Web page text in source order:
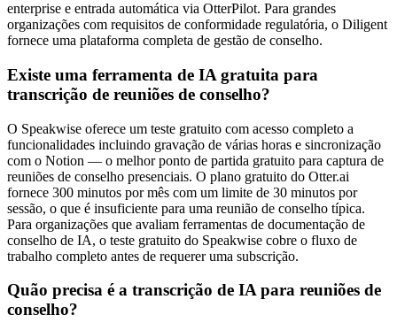
enterprise e entrada automática via OtterPilot. Para grandes
organizações com requisitos de conformidade regulatória, o Diligent
fornece uma plataforma completa de gestão de conselho.
Existe uma ferramenta de IA gratuita para
transcrição de reuniões de conselho?
O Speakwise oferece um teste gratuito com acesso completo a
funcionalidades incluindo gravação de várias horas e sincronização
com o Notion — o melhor ponto de partida gratuito para captura de
reuniões de conselho presenciais. O plano gratuito do Otter.ai
fornece 300 minutos por mês com um limite de 30 minutos por
sessão, o que é insuficiente para uma reunião de conselho típica.
Para organizações que avaliam ferramentas de documentação de
conselho de IA, o teste gratuito do Speakwise cobre o fluxo de
trabalho completo antes de requerer uma subscrição.
Quão precisa é a transcrição de IA para reuniões de
conselho?